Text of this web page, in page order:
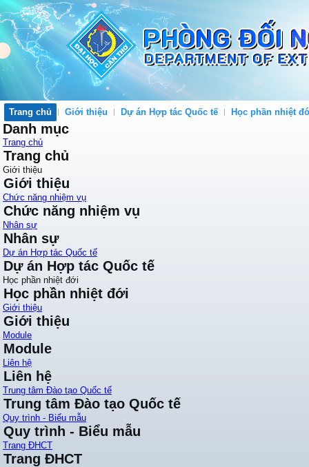
Trang chủ Giới thiệu Dự án Hợp tác Quốc tế Học phần nhiệt
Danh mục
Trang chủ
Trang chủ
Giới thiệu
Giới thiệu
Chức năng nhiệm vụ
Chức năng nhiệm vụ
Nhân sự
Nhân sự
Dự án Hợp tác Quốc tế
Dự án Hợp tác Quốc tế
Học phần nhiệt đới
Học phần nhiệt đới
Giới thiệu
Giới thiệu
Module
Module
Liên hệ
Liên hệ
Trung tâm Đào tạo Quốc tế
Trung tâm Đào tạo Quốc tế
Quy trình - Biểu mẫu
Quy trình - Biểu mẫu
Trang ĐHCT
Trang ĐHCT